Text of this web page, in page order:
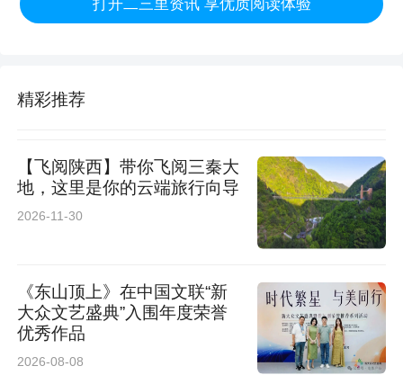
打开二三里资讯 享优质阅读体验
精彩推荐
【飞阅陕西】带你飞阅三秦大
地，这里是你的云端旅行向导
2026-11-30
《东山顶上》在中国文联“新
大众文艺盛典”入围年度荣誉
优秀作品
2026-08-08